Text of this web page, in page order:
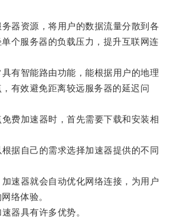
资源，将用户的数据流量分散到各
个服务器的负载压力，提升互联网连
智能路由功能，能根据用户的地理
有效避免距离较远服务器的延迟问
加速器时，首先需要下载和安装相
自己的需求选择加速器提供的不同
器就会自动优化网络连接，为用户
络体验。
具有许多优势。